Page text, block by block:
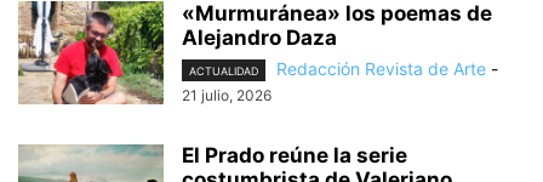
«Murmuránea» los poemas de
Alejandro Daza
ACTUALIDAD Redacción Revista de Arte -
21 julio, 2026
El Prado reúne la serie